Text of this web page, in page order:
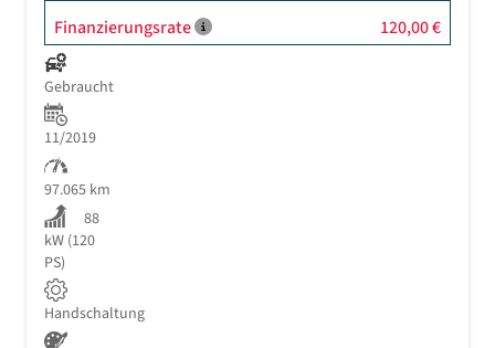
Finanzierungsrate 120,00 €
Gebraucht
11/2019
97.065 km
88
kW (120
PS)
Handschaltung